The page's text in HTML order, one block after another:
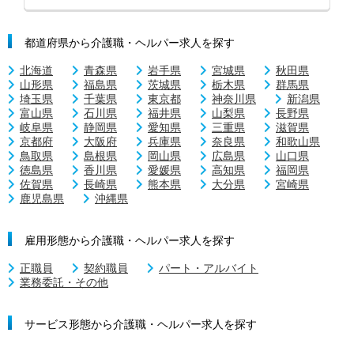
都道府県から介護職・ヘルパー求人を探す
北海道 青森県 岩手県 宮城県
秋田県
山形県
福島県 茨城県 栃木県
群馬県
埼玉県
千葉県 東京都 神奈川県
新潟県
富山県
石川県 福井県 山梨県
長野県
岐阜県
静岡県 愛知県 三重県
滋賀県
京都府
大阪府 兵庫県 奈良県
和歌山県
鳥取県
島根県 岡山県 広島県
山口県
徳島県
香川県 愛媛県 高知県
福岡県
佐賀県
長崎県 熊本県 大分県
宮崎県
鹿児島県
沖縄県
雇用形態から介護職・ヘルパー求人を探す
正職員 契約職員
パート・アルバイト
業務委託・その他
サービス形態から介護職・ヘルパー求人を探す